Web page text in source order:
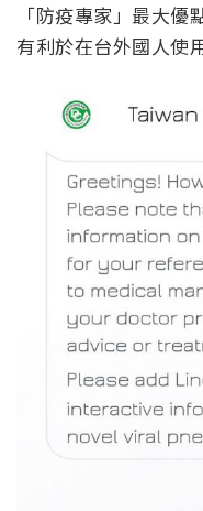
「防疫專家」最大優
有利於在台外國人使